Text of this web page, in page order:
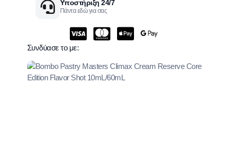
Υποστήριξη 24/7
Πάντα εδώ για σας
Συνδύασε το με: